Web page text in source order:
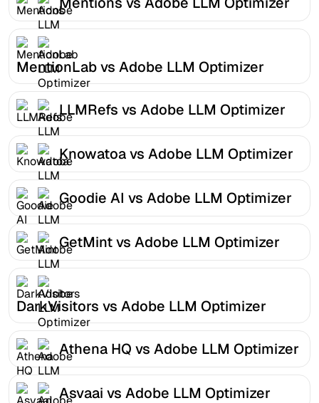
MentionLab vs Adobe LLM Optimizer
LLMRefs vs Adobe LLM Optimizer
Knowatoa vs Adobe LLM Optimizer
Goodie AI vs Adobe LLM Optimizer
GetMint vs Adobe LLM Optimizer
DarkVisitors vs Adobe LLM Optimizer
Athena HQ vs Adobe LLM Optimizer
Asvaai vs Adobe LLM Optimizer